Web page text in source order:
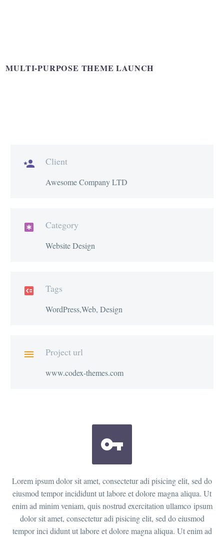
MULTI-PURPOSE THEME LAUNCH
 Client
Awesome Company LTD
 Category
Website Design
 Tags
WordPress,Web, Design
 Project url
www.codex-themes.com


Lorem ipsum dolor sit amet, consectetur adi pisicing elit, sed do
eiusmod tempor incididunt ut labore et dolore magna aliqua. Ut
enim ad minim veniam, quis nostrud exercitation ullamco ipsum
dolor sit amet, consectetur adi pisicing elit, sed do eiusmod
tempor inci didunt ut labore et dolore magna aliqua. Ut enim ad